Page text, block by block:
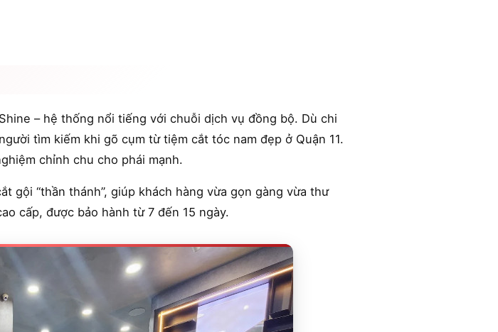
– hệ thống nổi tiếng với chuỗi dịch vụ đồng bộ. Dù chi
tìm kiếm khi gõ cụm từ tiệm cắt tóc nam đẹp ở Quận 11.
chỉnh chu cho phái mạnh.
gội “thần thánh”, giúp khách hàng vừa gọn gàng vừa thư
cấp, được bảo hành từ 7 đến 15 ngày.